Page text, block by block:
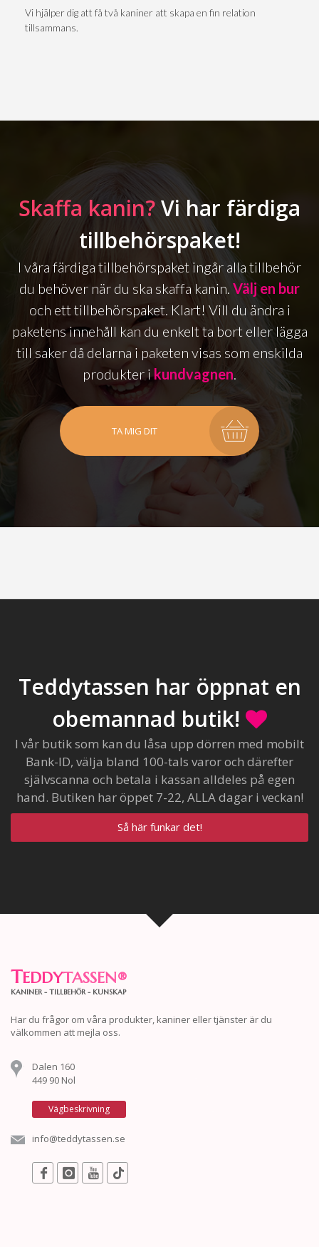
Vi hjälper dig att få två kaniner att skapa en fin relation
tillsammans.
Skaffa kanin?Vi har färdiga
tillbehörspaket!
I våra färdiga tillbehörspaket ingår alla tillbehör
du behöver när du ska skaffa kanin. Välj en bur
och ett tillbehörspaket. Klart! Vill du ändra i
paketens innehåll kan du enkelt ta bort eller lägga
till saker då delarna i paketen visas som enskilda
produkter ikundvagnen
TA MIG DIT
Teddytassen har öppnat en
obemannad butik!
I vår butik som kan du låsa upp dörren med mobilt
Bank-ID, välja bland 100-tals varor och därefter
självscanna och betala i kassan alldeles på egen
hand. Butiken har öppet 7-22, ALLA dagar i veckan!
Så här funkar det!
TEDDYTASSEN®
KANINER - TILLBEHÖR - KUNSKAP
Har du frågor om våra produkter, kaniner eller tjänster är du
välkommen att mejla oss.
Dalen 160
449 90 Nol
Vägbeskrivning
info@teddytassen.se